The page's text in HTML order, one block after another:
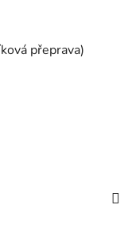
přeprava)